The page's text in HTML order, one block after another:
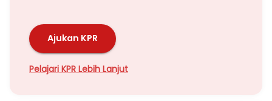
Ajukan KPR
Pelajari KPR Lebih Lanjut